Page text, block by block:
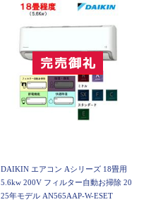
DAIKIN エアコン Aシリーズ 18畳用
5.6kw 200V フィルター自動お掃除 20
25年モデル AN565AAP-W-ESET